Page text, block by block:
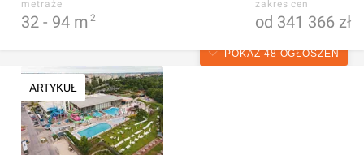
metraże
32 - 94 m 2
zakres cen
od 341 366 zł
POKAŻ 48 OGŁOSZEŃ
ARTYKUŁ